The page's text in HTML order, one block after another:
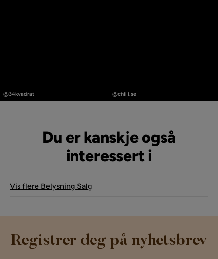
publisert
@34kvadrat
publisert
@chilli.se
Du er kanskje også
interessert i
Vis flere Belysning Salg
Registrer deg på nyhetsbrev